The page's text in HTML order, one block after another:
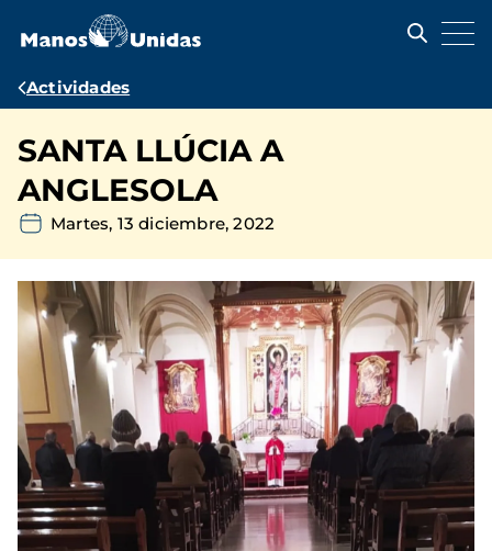
contenido
Ruta
navegación
Actividades
SANTA LLÚCIA A
ANGLESOLA
Martes, 13 diciembre, 2022